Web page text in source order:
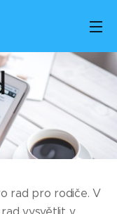
rad pro rodiče. V